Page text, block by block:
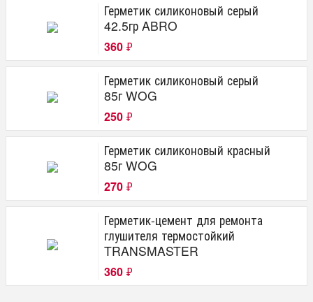
Герметик силиконовый серый
42.5гр ABRO
360 ₽
Герметик силиконовый серый
85г WOG
250 ₽
Герметик силиконовый красный
85г WOG
270 ₽
Герметик-цемент для ремонта
глушителя термостойкий
TRANSMASTER
360 ₽